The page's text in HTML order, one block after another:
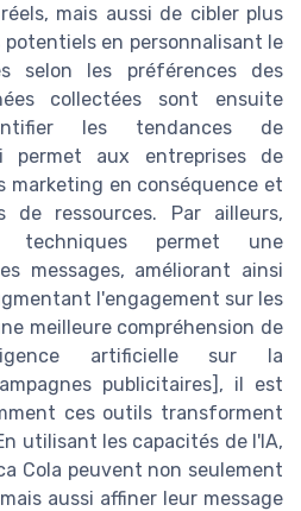
mais aussi de cibler plus
en personnalisant le
selon les préférences des
collectées sont ensuite
les tendances de
permet aux entreprises de
marketing en conséquence et
de ressources. Par ailleurs,
permet une
messages, améliorant ainsi
l'engagement sur les
meilleure compréhension de
artificielle sur la
publicitaires], il est
ces outils transforment
utilisant les capacités de l'IA,
Cola peuvent non seulement
aussi affiner leur message